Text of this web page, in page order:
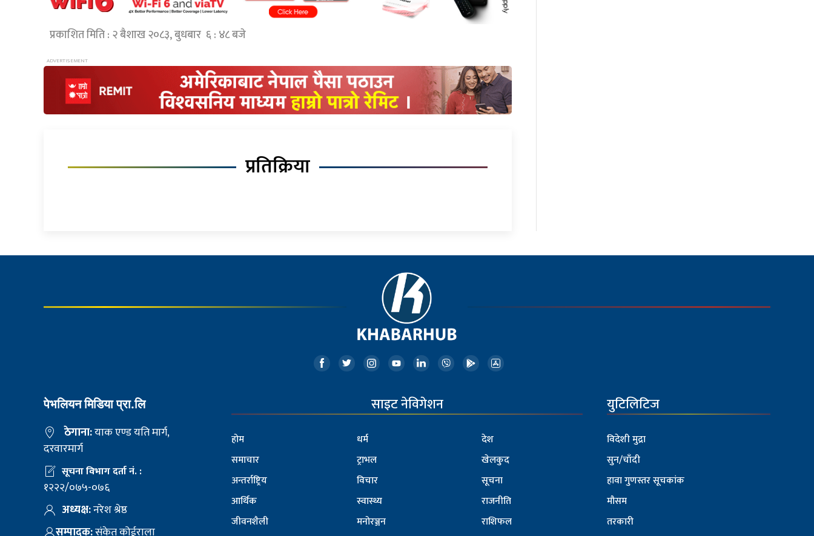
प्रकाशित मिति : २ बैशाख २०८३, बुधबार ६ : ४८ बजे
प्रतिक्रिया
पेभलियन मिडिया प्रा.लि
ठेगाना:याक एण्ड यति मार्ग,
दरवारमार्ग
सूचना विभाग दर्ता नं. :
१२२२/०७५-०७६
अध्यक्ष:नरेश श्रेष्ठ
सम्पादक:संकेत कोईराला
साइट नेविगेशन
होम
समाचार
अन्तर्राष्ट्रिय
आर्थिक
जीवनशैली
धर्म
ट्राभल
विचार
स्वास्थ्य
मनोरञ्जन
देश
खेलकुद
सूचना
राजनीति
राशिफल
युटिलिटिज
विदेशी मुद्रा
सुन/चाँदी
हावा गुणस्तर सूचकांक
मौसम
तरकारी